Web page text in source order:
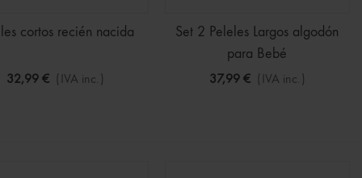
cortos recién nacida
32,99 € (IVA inc.)
Set 2 Peleles Largos algodón
para Bebé
37,99 € (IVA inc.)